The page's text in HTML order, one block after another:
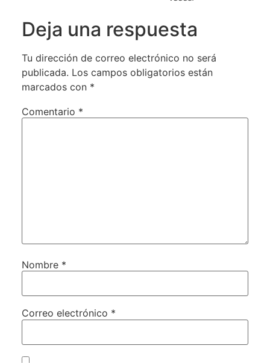
Deja una respuesta
Tu dirección de correo electrónico no será
publicada. Los campos obligatorios están
marcados con *
Comentario *
Nombre *
Correo electrónico *